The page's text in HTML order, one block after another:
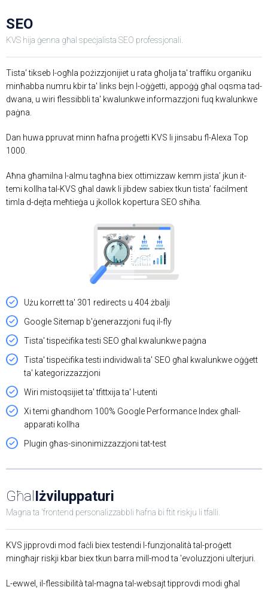
SEO
KVS hija ġenna għal speċjalista SEO professjonali.
Tista' tikseb l-ogħla pożizzjonijiet u rata għolja ta' traffiku organiku
minħabba numru kbir ta' links bejn l-oġġetti, appoġġ għal oqsma tad-
dwana, u wiri flessibbli ta' kwalunkwe informazzjoni fuq kwalunkwe
paġna.
Dan huwa ppruvat minn ħafna proġetti KVS li jinsabu fl-Alexa Top
1000.
Aħna għamilna l-almu tagħna biex ottimizzaw kemm jista’ jkun it-
temi kollha tal-KVS għal dawk li jibdew sabiex tkun tista’ faċilment
timla d-dejta meħtieġa u jkollok kopertura SEO sħiħa.
Użu korrett ta' 301 redirects u 404 żbalji
Google Sitemap b'ġenerazzjoni fuq il-fly
Tista' tispeċifika testi SEO għal kwalunkwe paġna
Tista' tispeċifika testi individwali ta' SEO għal kwalunkwe oġġett
ta' kategorizzazzjoni
Wiri mistoqsijiet ta' tfittxija ta' l-utenti
Xi temi għandhom 100% Google Performance Index għall-
apparati kollha
Plugin għas-sinonimizzazzjoni tat-test
Għal Iżviluppaturi
Magna ta 'frontend personalizzabbli ħafna bi ftit riskju li tfalli.
KVS jipprovdi mod faċli biex testendi l-funzjonalità tal-proġett
mingħajr riskji kbar biex tkun barra mill-mod ta 'evoluzzjoni ulterjuri.
L-ewwel, il-flessibilità tal-magna tal-websajt tipprovdi modi għal